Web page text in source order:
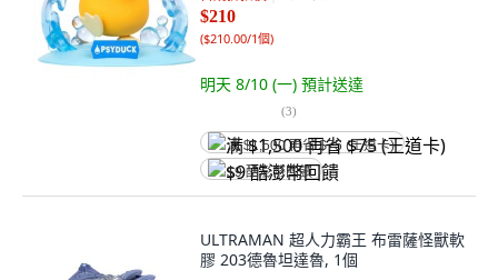
$210
($210.00/1個)
明天 8/10 (一) 預計送達
(3)
满 $1,500 再省 $75 (王道卡)
$9 酷澎幣回饋
ULTRAMAN 超人力霸王 布雷薩怪獸軟
膠 203德魯坦達魯, 1個